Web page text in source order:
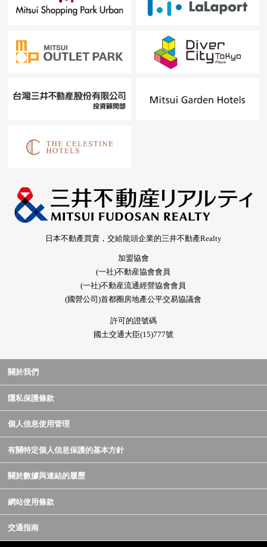
日本不動產買賣，交給龍頭企業的三井不動產Realty
加盟協會
(一社)不動産協會會員
(一社)不動産流通經營協會會員
(國營公司)首都圈房地產公平交易協議會
許可的證號碼
國土交通大臣(15)777號
關於我們
隱私保護條款
個人信息使用管理
有關特定個人信息保護的基本方針
關於數據與連結的履歷
網站使用條款
交通指南